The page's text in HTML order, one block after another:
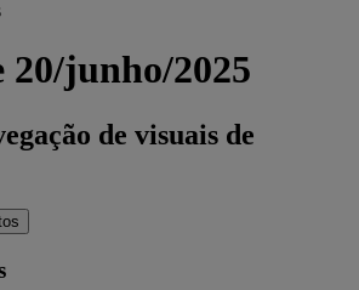
20/junho/2025
de visuais de